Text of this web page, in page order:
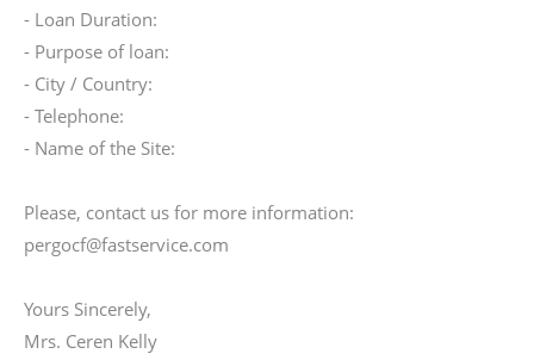
- Loan Duration:
- Purpose of loan:
- City / Country:
- Telephone:
- Name of the Site:
Please, contact us for more information:
pergocf@fastservice.com
Yours Sincerely,
Mrs. Ceren Kelly